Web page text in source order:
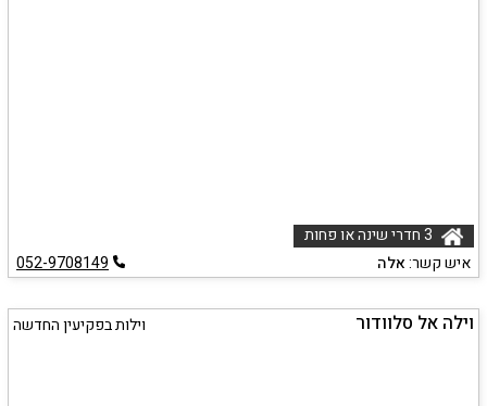
איש קשר:אלה 052-9708149
וילה אל סלוודור וילות בפקיעין החדשה